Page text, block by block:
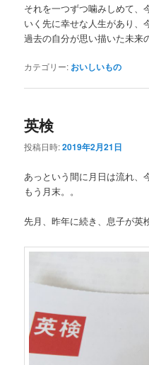
それを一つずつ噛みしめて、
いく先に幸せな人生があり、
過去の自分が思い描いた未来
カテゴリー: おいしいもの
英検
投稿日時:2019年2月21日
あっという間に月日は流れ、
もう月末。。
先月、昨年に続き、息子が英